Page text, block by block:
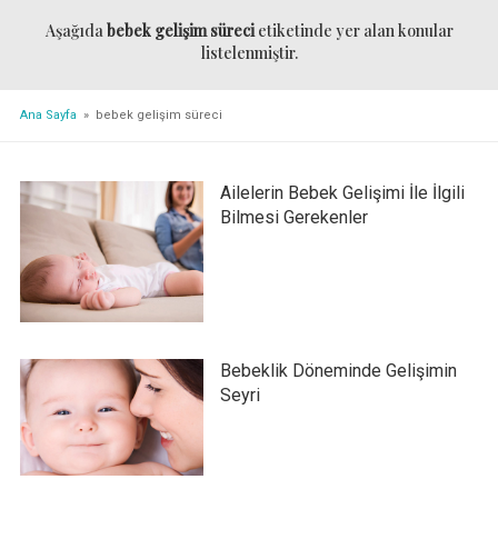
Aşağıdabebek gelişim sürecietiketinde yer alan konular
listelenmiştir.
Ana Sayfa » bebek gelişim süreci
Ailelerin Bebek Gelişimi İle İlgili
Bilmesi Gerekenler
Bebeklik Döneminde Gelişimin
Seyri